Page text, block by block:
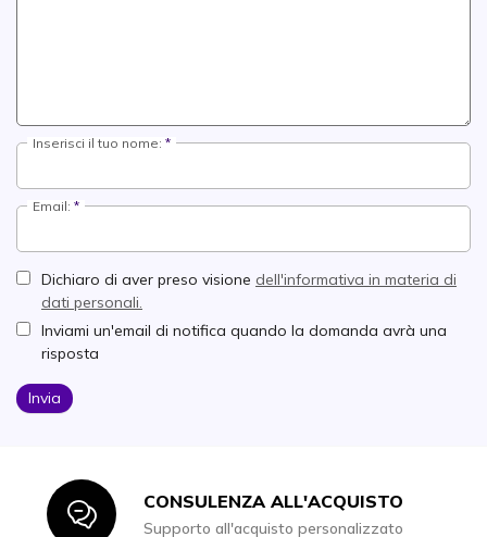
Inserisci il tuo nome:
Email:
Dichiaro di aver preso visione dell'informativa in materia di
dati personali.
Inviami un'email di notifica quando la domanda avrà una
risposta
Invia
IconCONSULENZA ALL'ACQUISTO
Supporto all'acquisto personalizzato